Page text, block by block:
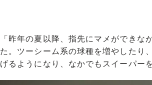
「昨年の夏以降、指先にマメができ
た。ツーシーム系の球種を増やしたり
げるようになり、なかでもスイーパー